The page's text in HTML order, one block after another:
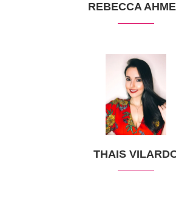
REBECCA
THAIS